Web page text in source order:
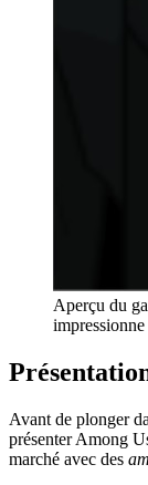
Aperçu du
Avant de plonger
présenter Among
marché avec des